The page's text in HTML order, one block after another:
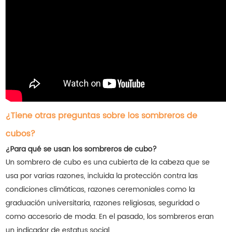
¿Tiene otras preguntas sobre los sombreros de
cubos?
¿Para qué se usan los sombreros de cubo?
Un sombrero de cubo es una cubierta de la cabeza que se
usa por varias razones, incluida la protección contra las
condiciones climáticas, razones ceremoniales como la
graduación universitaria, razones religiosas, seguridad o
como accesorio de moda. En el pasado, los sombreros eran